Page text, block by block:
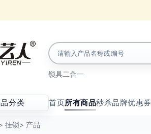
锁具二合一
分类 首页所有商品秒杀品牌优惠券
挂锁> 产品